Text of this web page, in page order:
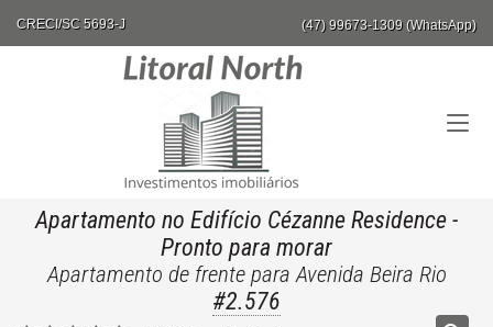
CRECI/SC 5693-J (47) 99673-1309 (WhatsApp)
Apartamento no Edifício Cézanne Residence -
Pronto para morar
Apartamento de frente para Avenida Beira Rio
#2.576